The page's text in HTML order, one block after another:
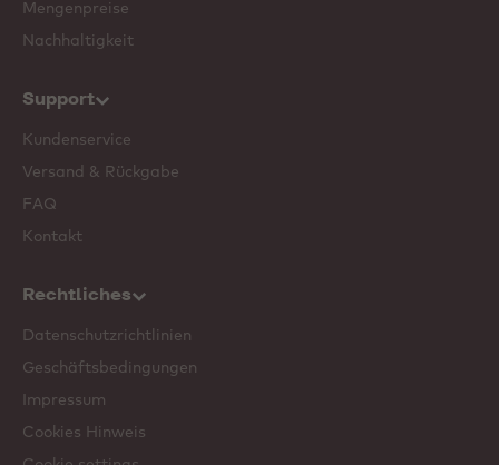
Mengenpreise
Nachhaltigkeit
Support
Kundenservice
Versand & Rückgabe
FAQ
Kontakt
Rechtliches
Datenschutzrichtlinien
Geschäftsbedingungen
Impressum
Cookies Hinweis